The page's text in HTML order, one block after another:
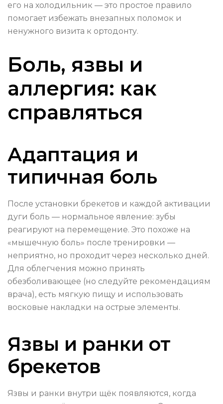
его на холодильник — это простое правило
помогает избежать внезапных поломок и
ненужного визита к ортодонту.
Боль, язвы и
аллергия: как
справляться
Адаптация и
типичная боль
После установки брекетов и каждой активации
дуги боль — нормальное явление: зубы
реагируют на перемещение. Это похоже на
«мышечную боль» после тренировки —
неприятно, но проходит через несколько дней.
Для облегчения можно принять
обезболивающее (но следуйте рекомендациям
врача), есть мягкую пищу и использовать
восковые накладки на острые элементы.
Язвы и ранки от
брекетов
Язвы и ранки внутри щёк появляются, когда